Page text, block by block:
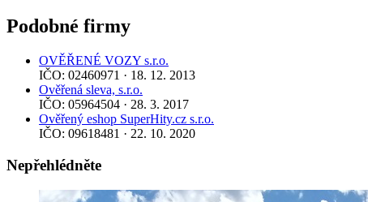
Podobné firmy
OVĚŘENÉ VOZY s.r.o.
IČO: 02460971 · 18. 12. 2013
Ověřená sleva, s.r.o.
IČO: 05964504 · 28. 3. 2017
Ověřený eshop SuperHity.cz s.r.o.
IČO: 09618481 · 22. 10. 2020
Nepřehlédněte